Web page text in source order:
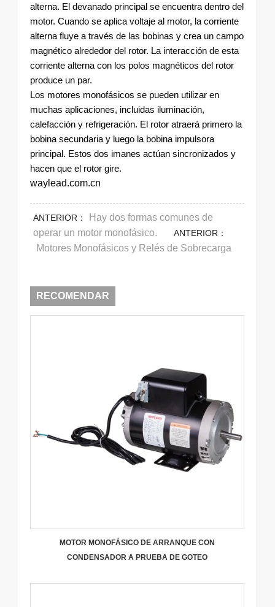
alterna. El devanado principal se encuentra dentro del
motor. Cuando se aplica voltaje al motor, la corriente
alterna fluye a través de las bobinas y crea un campo
magnético alrededor del rotor. La interacción de esta
corriente alterna con los polos magnéticos del rotor
produce un par.
Los motores monofásicos se pueden utilizar en
muchas aplicaciones, incluidas iluminación,
calefacción y refrigeración. El rotor atraerá primero la
bobina secundaria y luego la bobina impulsora
principal. Estos dos imanes actúan sincronizados y
hacen que el rotor gire.
waylead.com.cn
ANTERIOR：
Hay dos formas comunes de
operar un motor monofásico. ANTERIOR：
Motores Monofásicos y Relés de Sobrecarga
RECOMENDAR
MOTOR MONOFÁSICO DE ARRANQUE CON
CONDENSADOR A PRUEBA DE GOTEO